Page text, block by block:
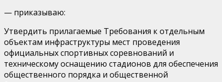
— приказываю:
Утвердить прилагаемые Требования к отдельным
объектам инфраструктуры мест проведения
официальных спортивных соревнований и
техническому оснащению стадионов для обеспечения
общественного порядка и общественной